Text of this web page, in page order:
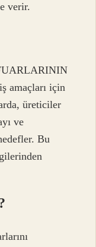
verir.
amaçları için
üreticiler
ve
Bu